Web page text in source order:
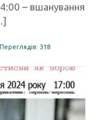
– вшанування
Переглядів: 318